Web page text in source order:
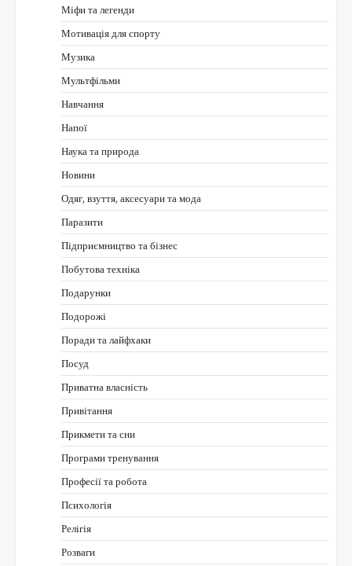
Міфи та легенди
Мотивація для спорту
Музика
Мультфільми
Навчання
Напої
Наука та природа
Новини
Одяг, взуття, аксесуари та мода
Паразити
Підприємництво та бізнес
Побутова техніка
Подарунки
Подорожі
Поради та лайфхаки
Посуд
Приватна власність
Привітання
Прикмети та сни
Програми тренування
Професії та робота
Психологія
Релігія
Розваги